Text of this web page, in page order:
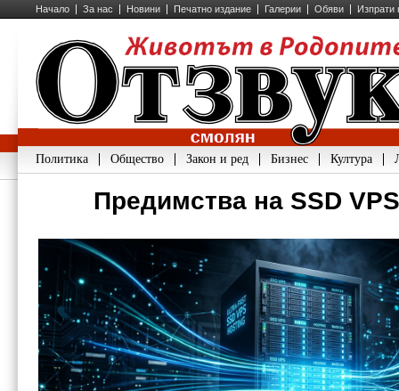
Начало За нас Новини Печатно издание Галерии Обяви Изпрати
Политика Общество Закон и ред Бизнес Култура
Предимства на SSD